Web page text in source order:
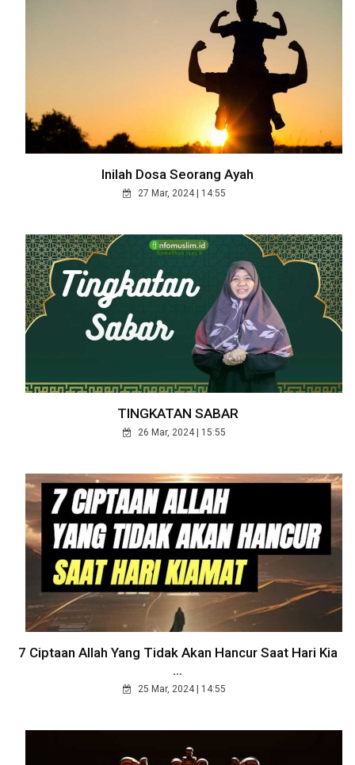
Inilah Dosa Seorang Ayah
27 Mar, 2024 | 14:55
TINGKATAN SABAR
26 Mar, 2024 | 15:55
7 Ciptaan Allah Yang Tidak Akan Hancur Saat Hari Kia
...
25 Mar, 2024 | 14:55